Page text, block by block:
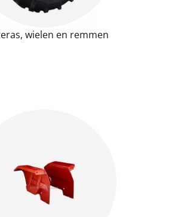
wielen en remmen